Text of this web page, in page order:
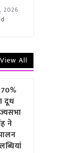
2026
View All
दूध
ने